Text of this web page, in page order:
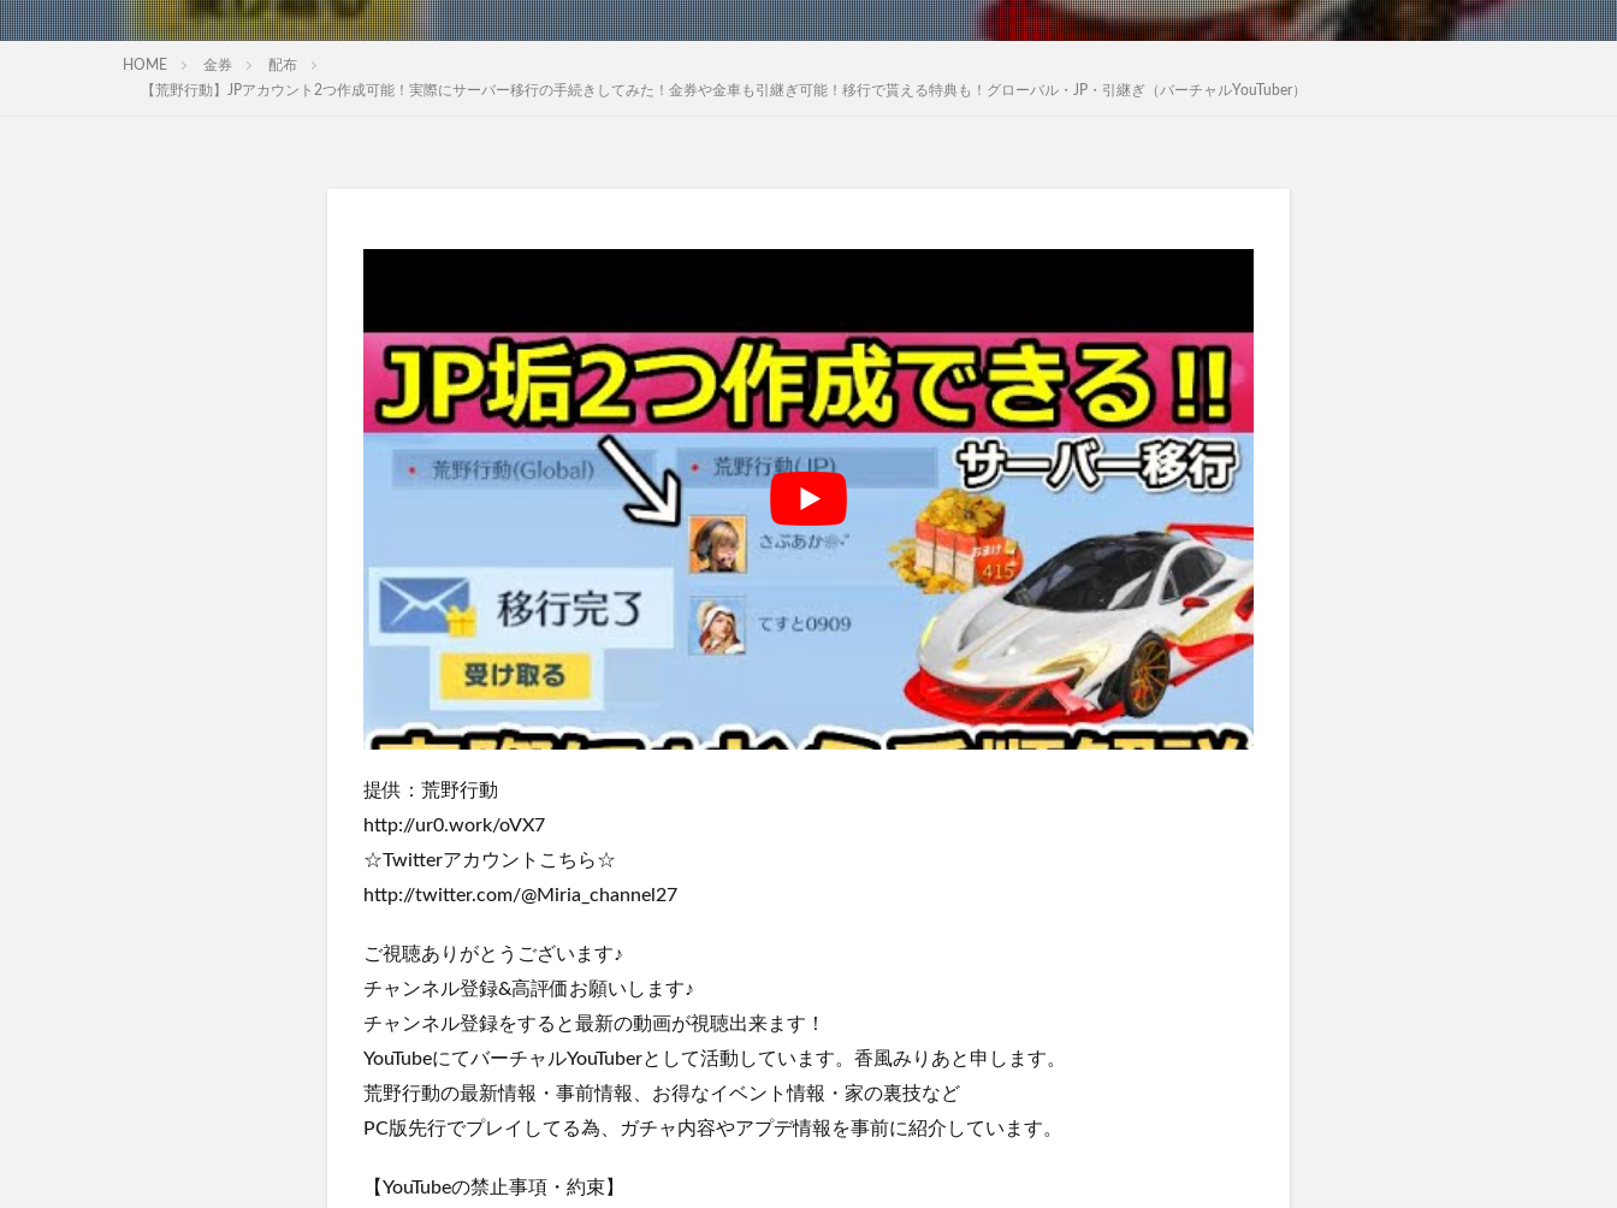
HOME 金券
配布
【荒野行動】JPアカウント2つ作成可能！実際にサーバー移行の手続きしてみた！金券や金車も引継ぎ可能！移行で貰える特典も！グローバル・JP・引継ぎ（バーチャルYouTuber）
提供：荒野行動
http://ur0.work/oVX7
☆Twitterアカウントこちら☆
http://twitter.com/@Miria_channel27
ご視聴ありがとうございます♪
チャンネル登録&高評価お願いします♪
チャンネル登録をすると最新の動画が視聴出来ます！
YouTubeにてバーチャルYouTuberとして活動しています。香風みりあと申します。
荒野行動の最新情報・事前情報、お得なイベント情報・家の裏技など
PC版先行でプレイしてる為、ガチャ内容やアプデ情報を事前に紹介しています。
【YouTubeの禁止事項・約束】